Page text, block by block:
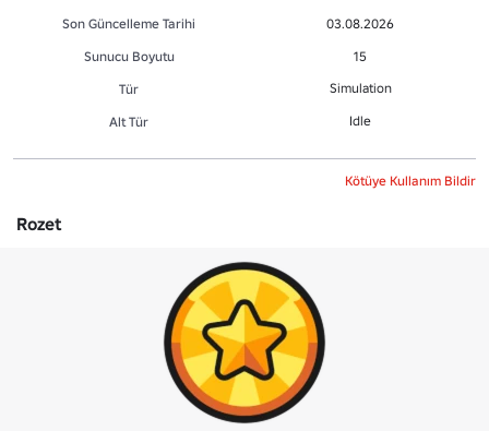
Son Güncelleme Tarihi
03.08.2026
Sunucu Boyutu
15
Tür
Simulation
Alt Tür Idle
Kötüye Kullanım Bildir
Rozet